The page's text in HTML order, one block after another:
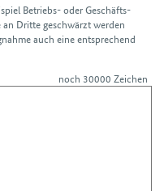
Betriebs- oder Geschäfts­
Dritte geschwärzt werden
auch eine entsprechend
noch 30000 Zeichen